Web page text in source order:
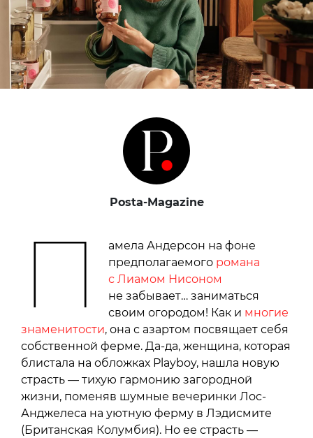
Posta-Magazine
П
амела Андерсон на фоне
предполагаемого романа
с Лиамом Нисоном
не забывает… заниматься
своим огородом! Как и многие
знаменитости, она с азартом посвящает себя
собственной ферме. Да-да, женщина, которая
блистала на обложках Playboy, нашла новую
страсть — тихую гармонию загородной
жизни, поменяв шумные вечеринки Лос-
Анджелеса на уютную ферму в Лэдисмите
(Британская Колумбия). Но ее страсть —